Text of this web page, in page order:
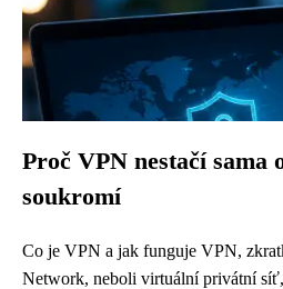
Proč VPN nestačí sama
soukromí
Co je VPN a jak funguje VPN,
Network, neboli virtuální privátní